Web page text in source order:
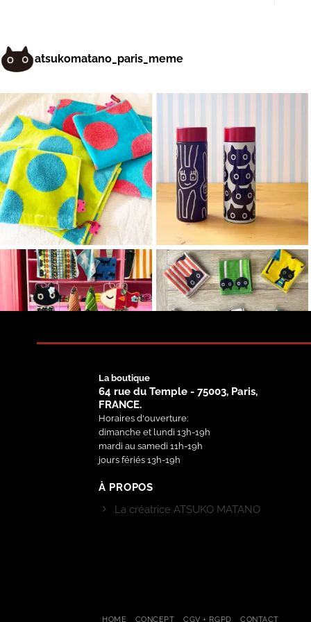
atsukomatano_paris_meme
La boutique
64 rue du Temple - 75003, Paris,
FRANCE.
Horaires d'ouverture:
dimanche et lundi 13h-19h
mardi au samedi 11h-19h
jours fériés 13h-19h
À PROPOS
La créatrice ATSUKO MATANO
HOME CONCEPT CGV + RGPD CONTACT